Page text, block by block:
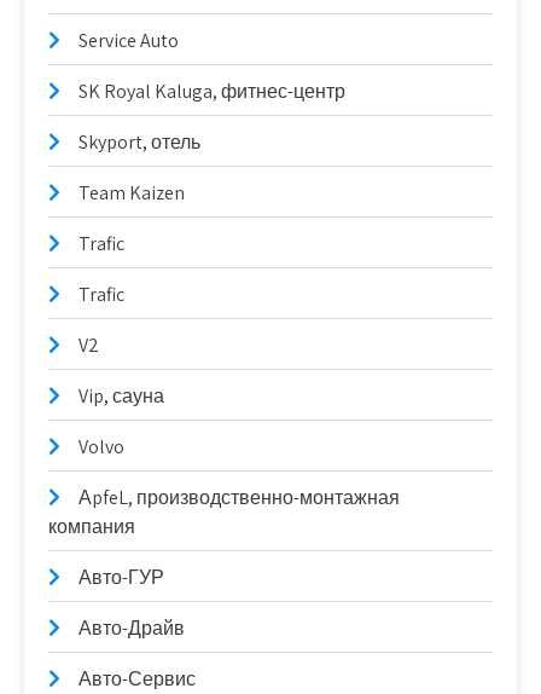
Service Auto
SK Royal Kaluga, фитнес-центр
Skyport, отель
Team Kaizen
Trafic
Trafic
V2
Vip, сауна
Volvo
АpfeL, производственно-монтажная
компания
Авто-ГУР
Авто-Драйв
Авто-Сервис